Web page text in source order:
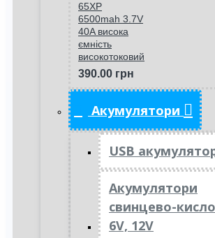
65XP
6500mah 3.7V
40A висока
ємність
високотоковий
390.00 грн
Акумулятори
USB
Акумулятори
свинцево-
6V, 12V